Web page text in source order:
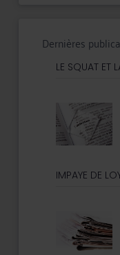
Dernières
LE SQUAT ET
IMPAYE DE